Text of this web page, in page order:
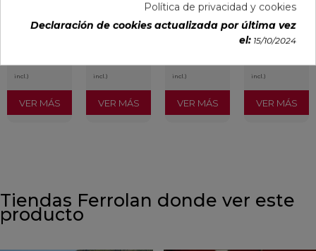
PVP
incl.)
VER MÁS
PVP
incl.)
VER MÁS
91080491
PVP
incl.)
VER MÁS
91118501ceràmica
PVP
30,13 €
incl.)
VER MÁS
Tiendas Ferrolan donde ver este
producto
Política de privacidad y cookies
Declaración de cookies actualizada por última vez
el: 15/10/2024